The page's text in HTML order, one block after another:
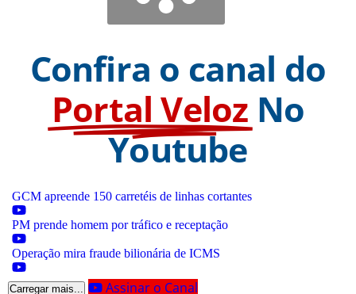
Confira o canal do
Portal Veloz No
Youtube
GCM apreende 150 carretéis de linhas cortantes
PM prende homem por tráfico e receptação
Operação mira fraude bilionária de ICMS
Carregar mais... Assinar o Canal